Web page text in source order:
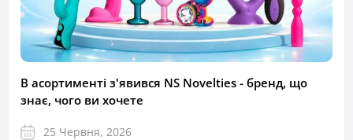
В асортименті з'явився NS Novelties - бренд, що
знає, чого ви хочете
25 Червня, 2026